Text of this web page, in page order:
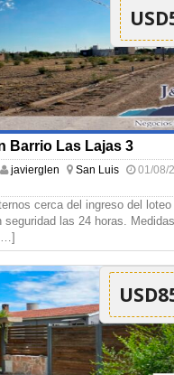
Barrio Las Lajas 3
javierglen San Luis 01/08/
cerca del ingreso del
seguridad las 24 horas.